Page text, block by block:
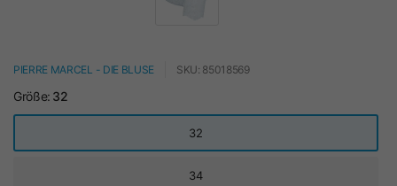
PIERRE MARCEL - DIE BLUSE SKU: 85018569
Größe: 32
32
34